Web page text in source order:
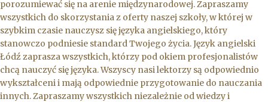
porozumiewać się na arenie międzynarodowej. Zapraszamy
wszystkich do skorzystania z oferty naszej szkoły, w której w
szybkim czasie nauczysz się języka angielskiego, który
stanowczo podniesie standard Twojego życia. Język angielski
Łódź zaprasza wszystkich, którzy pod okiem profesjonalistów
chcą nauczyć się języka. Wszyscy nasi lektorzy są odpowiednio
wykształceni i mają odpowiednie przygotowanie do nauczania
innych. Zapraszamy wszystkich niezależnie od wiedzy i